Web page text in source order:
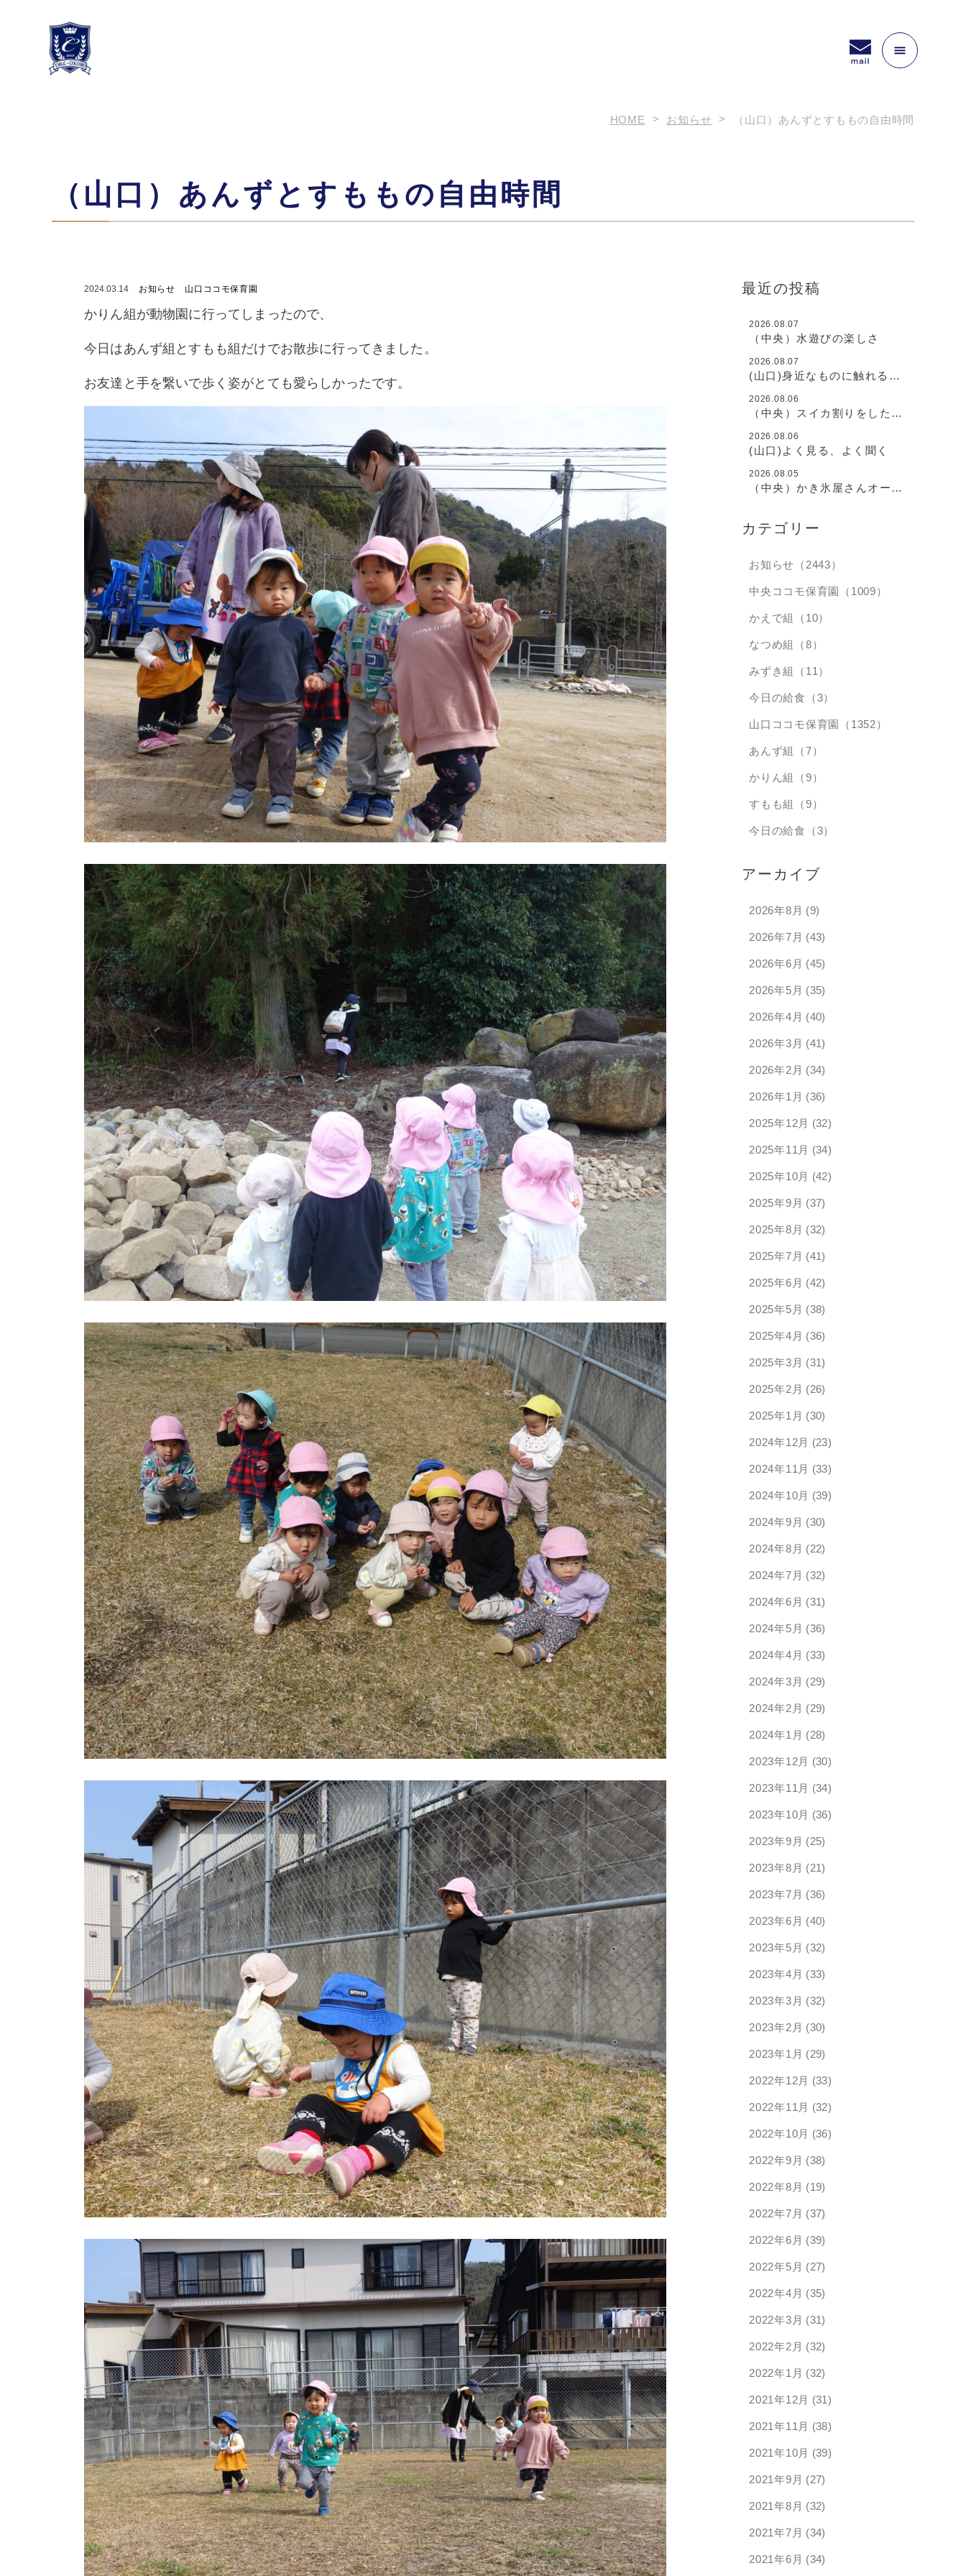
HOME お知らせ （山口）あんずとすももの自由時間
（山口）あんずとすももの自由時間
2024.03.14 お知らせ 山口ココモ保育園
かりん組が動物園に行ってしまったので、
今日はあんず組とすもも組だけでお散歩に行ってきました。
お友達と手を繋いで歩く姿がとても愛らしかったです。
最近の投稿
2026.08.07
（中央）水遊びの楽しさ
2026.08.07
(山口)身近なものに触れるこ
2026.08.06
（中央）スイカ割りをしたよ
2026.08.06
(山口)よく見る、よく聞く
2026.08.05
（中央）かき氷屋さんオープ
カテゴリー
お知らせ（2443）
中央ココモ保育園（1009）
かえで組（10）
なつめ組（8）
みずき組（11）
今日の給食（3）
山口ココモ保育園（1352）
あんず組（7）
かりん組（9）
すもも組（9）
今日の給食（3）
アーカイブ
2026年8月 (9)
2026年7月 (43)
2026年6月 (45)
2026年5月 (35)
2026年4月 (40)
2026年3月 (41)
2026年2月 (34)
2026年1月 (36)
2025年12月 (32)
2025年11月 (34)
2025年10月 (42)
2025年9月 (37)
2025年8月 (32)
2025年7月 (41)
2025年6月 (42)
2025年5月 (38)
2025年4月 (36)
2025年3月 (31)
2025年2月 (26)
2025年1月 (30)
2024年12月 (23)
2024年11月 (33)
2024年10月 (39)
2024年9月 (30)
2024年8月 (22)
2024年7月 (32)
2024年6月 (31)
2024年5月 (36)
2024年4月 (33)
2024年3月 (29)
2024年2月 (29)
2024年1月 (28)
2023年12月 (30)
2023年11月 (34)
2023年10月 (36)
2023年9月 (25)
2023年8月 (21)
2023年7月 (36)
2023年6月 (40)
2023年5月 (32)
2023年4月 (33)
2023年3月 (32)
2023年2月 (30)
2023年1月 (29)
2022年12月 (33)
2022年11月 (32)
2022年10月 (36)
2022年9月 (38)
2022年8月 (19)
2022年7月 (37)
2022年6月 (39)
2022年5月 (27)
2022年4月 (35)
2022年3月 (31)
2022年2月 (32)
2022年1月 (32)
2021年12月 (31)
2021年11月 (38)
2021年10月 (39)
2021年9月 (27)
2021年8月 (32)
2021年7月 (34)
2021年6月 (34)